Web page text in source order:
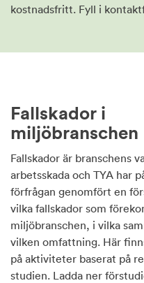
kostnadsfritt. Fyll i
Fallskador i
miljöbranschen
Fallskador är branschens
arbetsskada och TYA har
förfrågan genomfört en
vilka fallskador som
miljöbranschen, i vilka
vilken omfattning. Här
på aktiviteter baserat på
studien. Ladda ner